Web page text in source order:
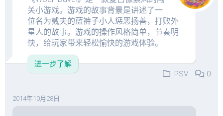
关小游戏。游戏的故事背景是讲述了一
位名为戴夫的蓝裤子小人惩恶扬善，打败外
星人的故事。游戏的操作风格简单，节奏明
快，给玩家带来轻松愉快的游戏体验。
进一步了解
PSV
0
2014年10月28日